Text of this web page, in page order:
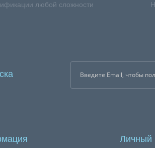
любой сложности
Личный